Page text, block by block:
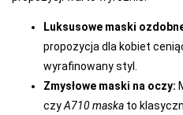
L L
LADY
LAMA
Luksusowe maski
propozycja dla kobiet
wyrafinowany styl.
Zmysłowe maski na oczy:
czyA710 maska to